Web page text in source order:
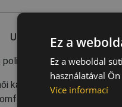
Utolsó felkeresett
poliészter, 180 g/m²
kardigán állógallérral •
alapanyag
Ez a
Ez a weboldal
használatával
Více informací